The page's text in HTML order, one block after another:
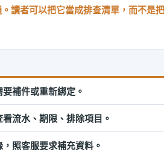
讀者可以把它當成排查清單，而不是
補件或重新綁定。
流水、期限、排除項目。
照客服要求補充資料。